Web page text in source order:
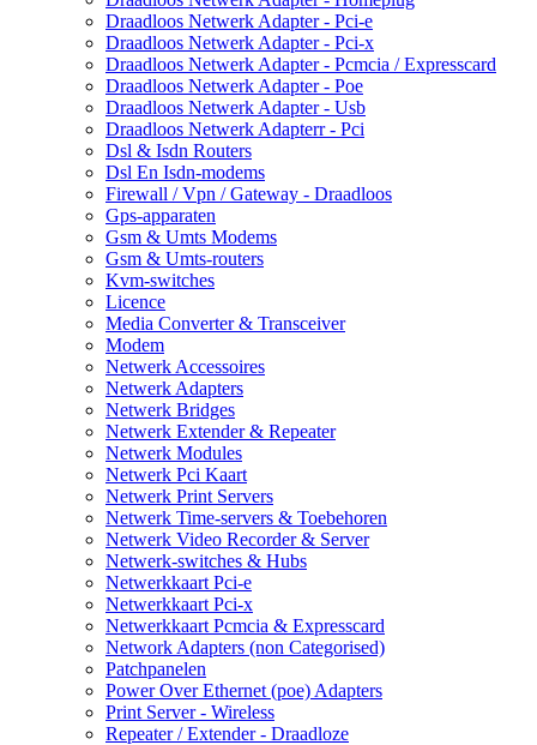
Draadloos Netwerk Adapter - Pci-e
Draadloos Netwerk Adapter - Pci-x
Draadloos Netwerk Adapter - Pcmcia / Expresscard
Draadloos Netwerk Adapter - Poe
Draadloos Netwerk Adapter - Usb
Draadloos Netwerk Adapterr - Pci
Dsl & Isdn Routers
Dsl En Isdn-modems
Firewall / Vpn / Gateway - Draadloos
Gps-apparaten
Gsm & Umts Modems
Gsm & Umts-routers
Kvm-switches
Licence
Media Converter & Transceiver
Modem
Netwerk Accessoires
Netwerk Adapters
Netwerk Bridges
Netwerk Extender & Repeater
Netwerk Modules
Netwerk Pci Kaart
Netwerk Print Servers
Netwerk Time-servers & Toebehoren
Netwerk Video Recorder & Server
Netwerk-switches & Hubs
Netwerkkaart Pci-e
Netwerkkaart Pci-x
Netwerkkaart Pcmcia & Expresscard
Network Adapters (non Categorised)
Patchpanelen
Power Over Ethernet (poe) Adapters
Print Server - Wireless
Repeater / Extender - Draadloze